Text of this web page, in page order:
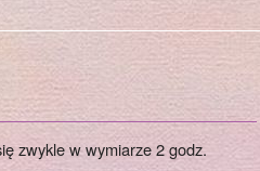
zwykle w wymiarze 2 godz.